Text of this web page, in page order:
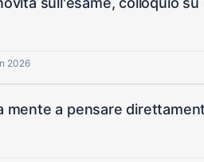
2026
mente a pensare